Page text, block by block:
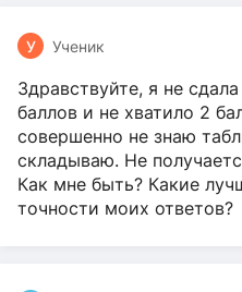
У Ученик
Здравствуйте, я не
баллов и не хватило 2
совершенно не знаю
складываю. Не
Как мне быть? Какие
точности моих ответов?